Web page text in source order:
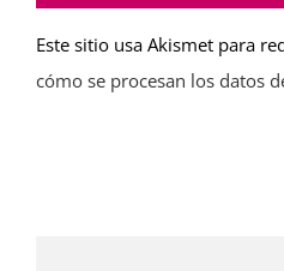
Este sitio usa Akismet para
cómo se procesan los datos